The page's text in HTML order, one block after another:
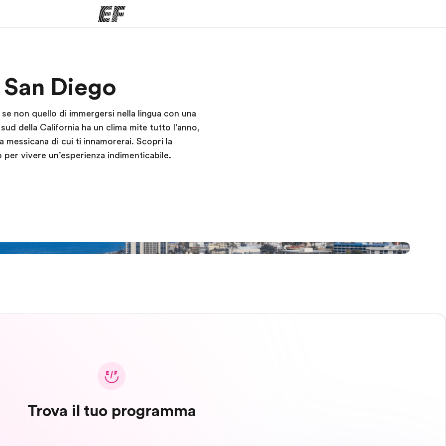
offerta Trova l'ufficio più vicino
Diego
non quello di immergersi nella lingua con una
della California ha un clima mite tutto l’anno,
messicana di cui ti innamorerai. Scopri la
vivere un’esperienza indimenticabile.
Trova il tuo programma